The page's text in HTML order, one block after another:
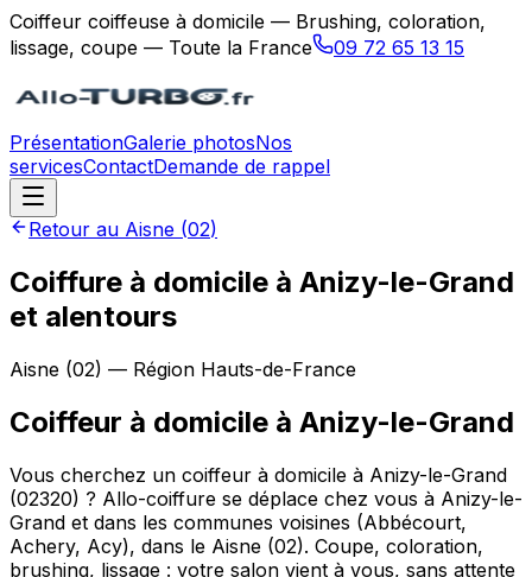
Coiffeur coiffeuse à domicile — Brushing, coloration,
lissage, coupe — Toute la France
09 72 65 13 15
PrésentationGalerie photosNos
servicesContactDemande de rappel
Retour au Aisne (02)
Coiffure à domicile à Anizy-le-Grand
et alentours
Aisne (02) — Région Hauts-de-France
Coiffeur à domicile à Anizy-le-Grand
Vous cherchez un coiffeur à domicile à Anizy-le-Grand
(02320) ? Allo-coiffure se déplace chez vous à Anizy-le-
Grand et dans les communes voisines (Abbécourt,
Achery, Acy), dans le Aisne (02). Coupe, coloration,
brushing, lissage : votre salon vient à vous, sans attente